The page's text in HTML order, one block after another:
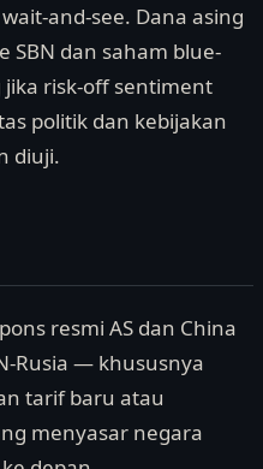
and-see. Dana asing
SBN dan saham blue-
risk-off sentiment
politik dan kebijakan
diuji.
resmi AS dan China
Rusia — khususnya
tarif baru atau
menyasar negara